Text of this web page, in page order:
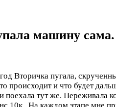
машину сама.
Вторичка пугала,
происходит и что будет
поехала тут же. Переживала